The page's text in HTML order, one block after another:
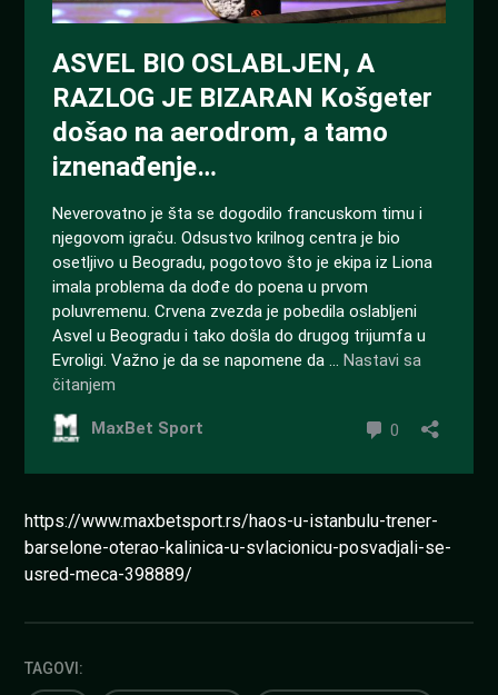
https://www.maxbetsport.rs/haos-u-istanbulu-trener-
barselone-oterao-kalinica-u-svlacionicu-posvadjali-se-
usred-meca-398889/
TAGOVI: